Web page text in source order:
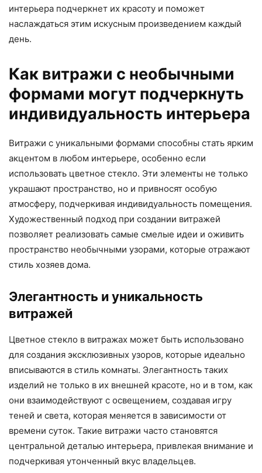
интерьера подчеркнет их красоту и поможет
наслаждаться этим искусным произведением каждый
день.
Как витражи с необычными
формами могут подчеркнуть
индивидуальность интерьера
Витражи с уникальными формами способны стать ярким
акцентом в любом интерьере, особенно если
использовать цветное стекло. Эти элементы не только
украшают пространство, но и привносят особую
атмосферу, подчеркивая индивидуальность помещения.
Художественный подход при создании витражей
позволяет реализовать самые смелые идеи и оживить
пространство необычными узорами, которые отражают
стиль хозяев дома.
Элегантность и уникальность
витражей
Цветное стекло в витражах может быть использовано
для создания эксклюзивных узоров, которые идеально
вписываются в стиль комнаты. Элегантность таких
изделий не только в их внешней красоте, но и в том, как
они взаимодействуют с освещением, создавая игру
теней и света, которая меняется в зависимости от
времени суток. Такие витражи часто становятся
центральной деталью интерьера, привлекая внимание и
подчеркивая утонченный вкус владельцев.